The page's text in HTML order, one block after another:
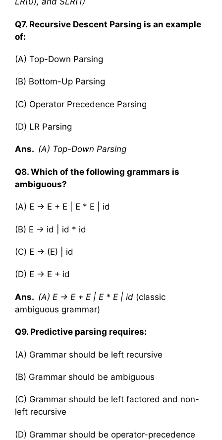
Q7. Recursive Descent Parsing is an example
of:
(A) Top-Down Parsing
(B) Bottom-Up Parsing
(C) Operator Precedence Parsing
(D) LR Parsing
Ans. (A) Top-Down Parsing
Q8. Which of the following grammars is
ambiguous?
(A) E → E + E | E * E | id
(B) E → id | id * id
(C) E → (E) | id
(D) E → E + id
Ans. (A) E → E + E | E * E | id (classic
ambiguous grammar)
Q9. Predictive parsing requires:
(A) Grammar should be left recursive
(B) Grammar should be ambiguous
(C) Grammar should be left factored and non-
left recursive
(D) Grammar should be operator-precedence